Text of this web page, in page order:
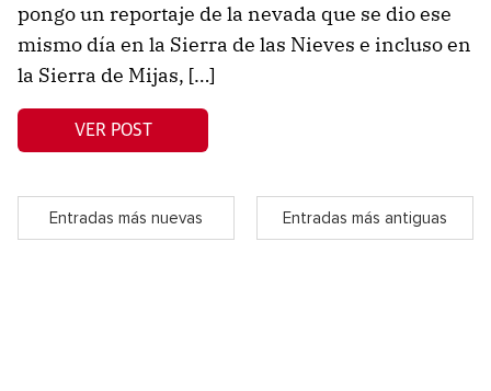
pongo un reportaje de la nevada que se dio ese
mismo día en la Sierra de las Nieves e incluso en
la Sierra de Mijas, […]
VER POST
Entradas más nuevas Entradas más antiguas